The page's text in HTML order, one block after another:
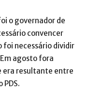
o governador de
convencer
foi necessário dividir
agosto fora
era resultante entre
PDS.